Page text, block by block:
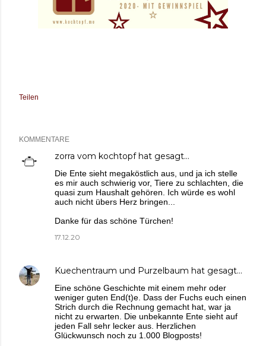
Teilen
KOMMENTARE
zorra vom kochtopfhat gesagt…
Die Ente sieht megaköstlich aus, und ja ich stelle
es mir auch schwierig vor, Tiere zu schlachten, die
quasi zum Haushalt gehören. Ich würde es wohl
auch nicht übers Herz bringen...
Danke für das schöne Türchen!
17.12.20
Kuechentraum und Purzelbaum hat gesagt…
Eine schöne Geschichte mit einem mehr oder
weniger guten End(t)e. Dass der Fuchs euch einen
Strich durch die Rechnung gemacht hat, war ja
nicht zu erwarten. Die unbekannte Ente sieht auf
jeden Fall sehr lecker aus. Herzlichen
Glückwunsch noch zu 1.000 Blogposts!